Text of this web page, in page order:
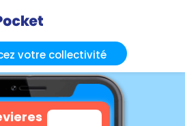
votre collectivité